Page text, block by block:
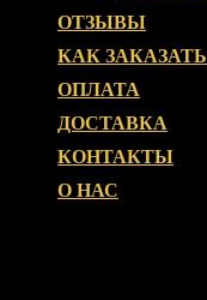
ОТЗЫВЫ
КАК ЗАКАЗАТЬ
ОПЛАТА
ДОСТАВКА
КОНТАКТЫ
О НАС